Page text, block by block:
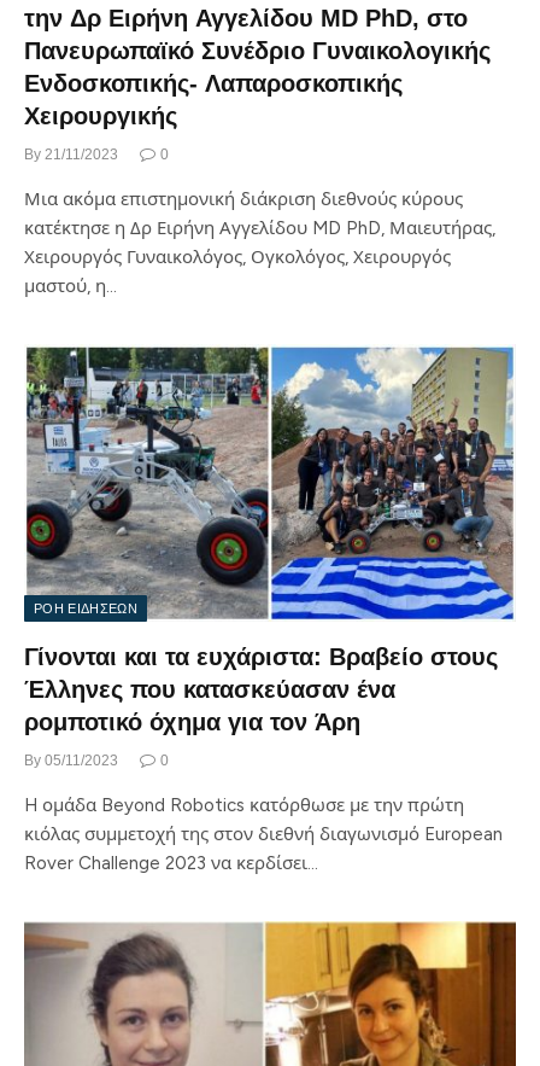
την Δρ Ειρήνη Αγγελίδου MD PhD, στο
Πανευρωπαϊκό Συνέδριο Γυναικολογικής
Ενδοσκοπικής- Λαπαροσκοπικής
Χειρουργικής
By 21/11/2023 0
Μια ακόμα επιστημονική διάκριση διεθνούς κύρους
κατέκτησε η Δρ Ειρήνη Αγγελίδου MD PhD, Μαιευτήρας,
Χειρουργός Γυναικολόγος, Ογκολόγος, Χειρουργός
μαστού, η…
ΡΟΗ ΕΙΔΗΣΕΩΝ
Γίνονται και τα ευχάριστα: Βραβείο στους
Έλληνες που κατασκεύασαν ένα
ρομποτικό όχημα για τον Άρη
By 05/11/2023 0
H ομάδα Beyond Robotics κατόρθωσε με την πρώτη
κιόλας συμμετοχή της στον διεθνή διαγωνισμό European
Rover Challenge 2023 να κερδίσει…